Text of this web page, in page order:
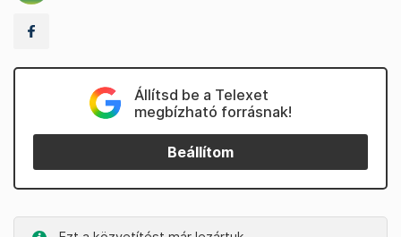
Állítsd be a Telexet
megbízható forrásnak!
Beállítom